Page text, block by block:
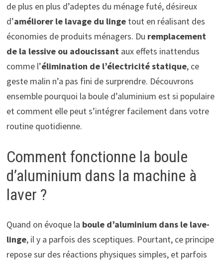
de plus en plus d’adeptes du ménage futé, désireux
d’améliorer le lavage du lingetout en réalisant des
économies de produits ménagers. Du remplacement
de la lessive ou adoucissantaux effets inattendus
comme l’élimination de l’électricité statique, ce
geste malin n’a pas fini de surprendre. Découvrons
ensemble pourquoi la boule d’aluminium est si populaire
et comment elle peut s’intégrer facilement dans votre
routine quotidienne.
Comment fonctionne la boule
d’aluminium dans la machine à
laver ?
Quand on évoque la boule d’aluminium dans le lave-
linge, il y a parfois des sceptiques. Pourtant, ce principe
repose sur des réactions physiques simples, et parfois